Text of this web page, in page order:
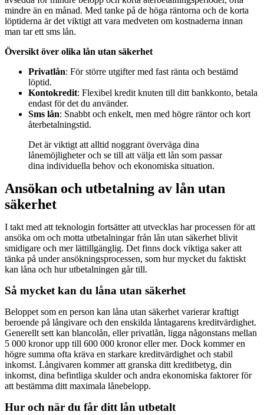
mindre än en månad. Med tanke på de höga räntorna och de korta
löptiderna är det viktigt att vara medveten om kostnaderna innan
man tar ett sms lån.
Översikt över olika lån utan säkerhet
Privatlån: För större utgifter med fast ränta och bestämd
löptid.
Kontokredit: Flexibel kredit knuten till ditt bankkonto, betala
endast för det du använder.
Sms lån: Snabbt och enkelt, men med högre räntor och kort
återbetalningstid.
Det är viktigt att alltid noggrant överväga dina
lånemöjligheter och se till att välja ett lån som passar
dina individuella behov och ekonomiska situation.
Ansökan och utbetalning av lån utan
säkerhet
I takt med att teknologin fortsätter att utvecklas har processen för att
ansöka om och motta utbetalningar från lån utan säkerhet blivit
smidigare och mer lättillgänglig. Det finns dock viktiga saker att
tänka på under ansökningsprocessen, som hur mycket du faktiskt
kan låna och hur utbetalningen går till.
Så mycket kan du låna utan säkerhet
Beloppet som en person kan låna utan säkerhet varierar kraftigt
beroende på långivare och den enskilda låntagarens kreditvärdighet.
Generellt sett kan blancolån, eller privatlån, ligga någonstans mellan
5 000 kronor upp till 600 000 kronor eller mer. Dock kommer en
högre summa ofta kräva en starkare kreditvärdighet och stabil
inkomst. Långivaren kommer att granska ditt kreditbetyg, din
inkomst, dina befintliga skulder och andra ekonomiska faktorer för
att bestämma ditt maximala lånebelopp.
Hur och när du får ditt lån utbetalt